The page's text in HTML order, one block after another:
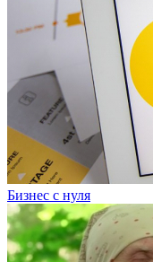
Бизнес с нуля